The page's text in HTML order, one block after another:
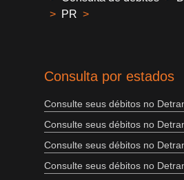
> PR >
Consulta por estados
Consulte seus débitos no
Consulte seus débitos no
Consulte seus débitos no
Consulte seus débitos no